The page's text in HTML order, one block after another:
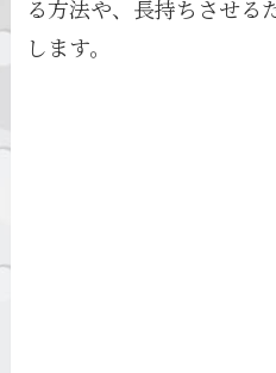
る方法や、長持ちさせる
します。